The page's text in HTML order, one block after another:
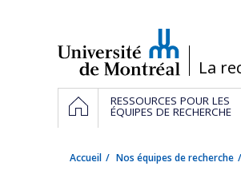
/La
Navigation
principale
ACCUEILRESSOURCES POUR LES
ÉQUIPES DE RECHERCHE
Accueil Nos équipes de recherche